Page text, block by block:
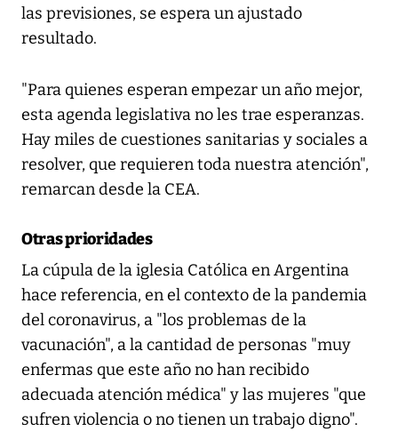
las previsiones, se espera un ajustado
resultado.
"Para quienes esperan empezar un año mejor,
esta agenda legislativa no les trae esperanzas.
Hay miles de cuestiones sanitarias y sociales a
resolver, que requieren toda nuestra atención",
remarcan desde la CEA.
Otras prioridades
La cúpula de la iglesia Católica en Argentina
hace referencia, en el contexto de la pandemia
del coronavirus, a "los problemas de la
vacunación", a la cantidad de personas "muy
enfermas que este año no han recibido
adecuada atención médica" y las mujeres "que
sufren violencia o no tienen un trabajo digno".